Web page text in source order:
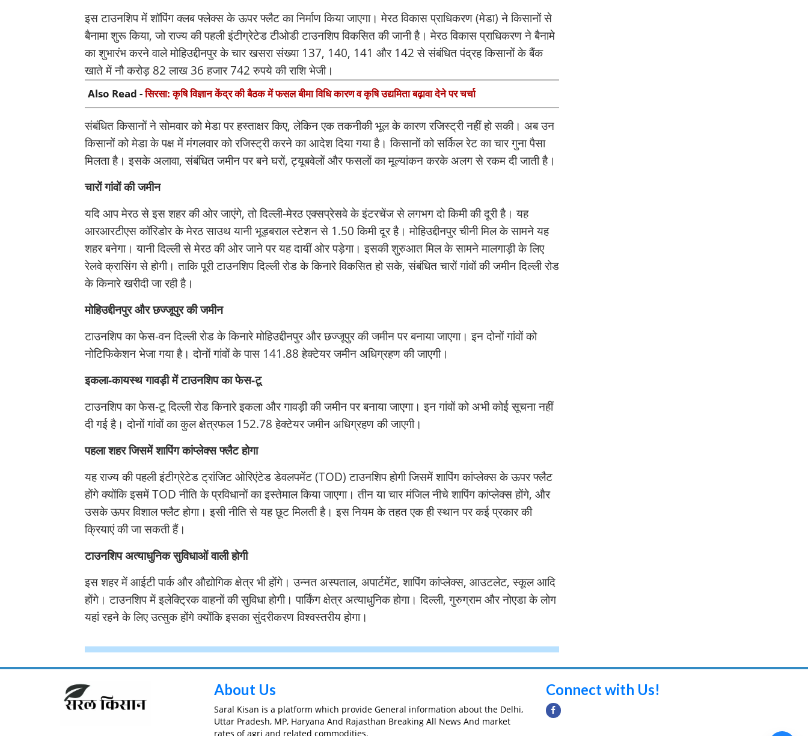
इस टाउनशिप में शॉपिंग क्लब फ्लेक्स के ऊपर फ्लैट का निर्माण किया जाएगा। मेरठ विकास प्राधिकरण (मेडा) ने किसानों से
बैनामा शुरू किया, जो राज्य की पहली इंटीग्रेटेड टीओडी टाउनशिप विकसित की जानी है। मेरठ विकास प्राधिकरण ने बैनामे
का शुभारंभ करने वाले मोहिउद्दीनपुर के चार खसरा संख्या 137, 140, 141 और 142 से संबंधित पंद्रह किसानों के बैंक
खाते में नौ करोड़ 82 लाख 36 हजार 742 रुपये की राशि भेजी।
Also Read -सिरसा: कृषि विज्ञान केंद्र की बैठक में फसल बीमा विधि कारण व कृषि उद्यमिता बढ़ावा देने पर चर्चा
संबंधित किसानों ने सोमवार को मेडा पर हस्ताक्षर किए, लेकिन एक तकनीकी भूल के कारण रजिस्ट्री नहीं हो सकी। अब उन
किसानों को मेडा के पक्ष में मंगलवार को रजिस्ट्री करने का आदेश दिया गया है। किसानों को सर्किल रेट का चार गुना पैसा
मिलता है। इसके अलावा, संबंधित जमीन पर बने घरों, ट्यूबवेलों और फसलों का मूल्यांकन करके अलग से रकम दी जाती है।
चारों गांवों की जमीन
यदि आप मेरठ से इस शहर की ओर जाएंगे, तो दिल्ली-मेरठ एक्सप्रेसवे के इंटरचेंज से लगभग दो किमी की दूरी है। यह
आरआरटीएस कॉरिडोर के मेरठ साउथ यानी भूड़बराल स्टेशन से 1.50 किमी दूर है। मोहिउद्दीनपुर चीनी मिल के सामने यह
शहर बनेगा। यानी दिल्ली से मेरठ की ओर जाने पर यह दायीं ओर पड़ेगा। इसकी शुरुआत मिल के सामने मालगाड़ी के लिए
रेलवे क्रासिंग से होगी। ताकि पूरी टाउनशिप दिल्ली रोड के किनारे विकसित हो सके, संबंधित चारों गांवों की जमीन दिल्ली रोड
के किनारे खरीदी जा रही है।
मोहिउद्दीनपुर और छज्जूपुर की जमीन
टाउनशिप का फेस-वन दिल्ली रोड के किनारे मोहिउद्दीनपुर और छज्जूपुर की जमीन पर बनाया जाएगा। इन दोनों गांवों को
नोटिफिकेशन भेजा गया है। दोनों गांवों के पास 141.88 हेक्टेयर जमीन अधिग्रहण की जाएगी।
इकला-कायस्थ गावड़ी में टाउनशिप का फेस-टू
टाउनशिप का फेस-टू दिल्ली रोड किनारे इकला और गावड़ी की जमीन पर बनाया जाएगा। इन गांवों को अभी कोई सूचना नहीं
दी गई है। दोनों गांवों का कुल क्षेत्रफल 152.78 हेक्टेयर जमीन अधिग्रहण की जाएगी।
पहला शहर जिसमें शापिंग कांप्लेक्स फ्लैट होगा
यह राज्य की पहली इंटीग्रेटेड ट्रांजिट ओरिएंटेड डेवलपमेंट (TOD) टाउनशिप होगी जिसमें शापिंग कांप्लेक्स के ऊपर फ्लैट
होंगे क्योंकि इसमें TOD नीति के प्रविधानों का इस्तेमाल किया जाएगा। तीन या चार मंजिल नीचे शापिंग कांप्लेक्स होंगे, और
उसके ऊपर विशाल फ्लैट होगा। इसी नीति से यह छूट मिलती है। इस नियम के तहत एक ही स्थान पर कई प्रकार की
क्रियाएं की जा सकती हैं।
टाउनशिप अत्याधुनिक सुविधाओं वाली होगी
इस शहर में आईटी पार्क और औद्योगिक क्षेत्र भी होंगे। उन्नत अस्पताल, अपार्टमेंट, शापिंग कांप्लेक्स, आउटलेट, स्कूल आदि
होंगे। टाउनशिप में इलेक्ट्रिक वाहनों की सुविधा होगी। पार्किंग क्षेत्र अत्याधुनिक होगा। दिल्ली, गुरुग्राम और नोएडा के लोग
यहां रहने के लिए उत्सुक होंगे क्योंकि इसका सुंदरीकरण विश्वस्तरीय होगा।
About Us
Saral Kisan is a platform which provide General information about the Delhi,
Uttar Pradesh, MP, Haryana And Rajasthan Breaking All News And market
rates of agri and related commodities.
Connect with Us!